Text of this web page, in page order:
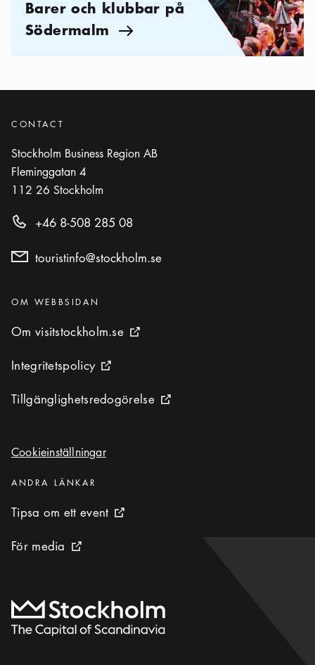
Barer och klubbar på
Södermalm Pil ikon
CONTACT
Stockholm Business Region AB
Fleminggatan 4
112 26 Stockholm
+46 8-508 285 08
touristinfo@stockholm.se
Kategorier:
OM WEBBSIDAN
Om visitstockholm.se
Om visitstockholm.se Extern ikon
Integritetspolicy
Integritetspolicy Extern ikon
Tillgänglighetsredogörelse
Tillgänglighetsredogörelse Extern ikon
Cookieinställningar
Cookieinställningar
Kategorier :
ANDRA LÄNKAR
Tipsa om ett event
Tipsa om ett event Extern ikon
För media
För media Extern ikon
Till startsidan